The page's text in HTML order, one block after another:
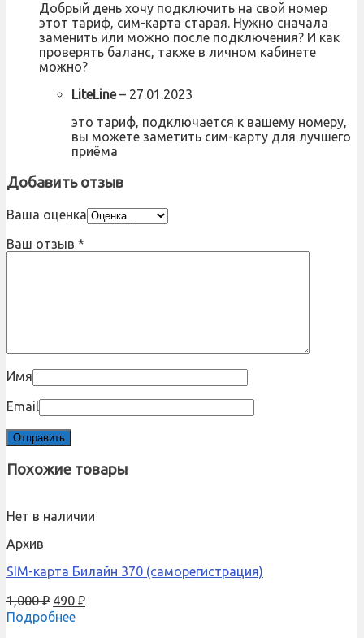
Добрый день хочу подключить на свой номер
этот тариф, сим-карта старая. Нужно сначала
заменить или можно после подключения? И как
проверять баланс, также в личном кабинете
можно?
LiteLine– 27.01.2023
это тариф, подключается к вашему номеру,
вы можете заметить сим-карту для лучшего
приёма
Добавить отзыв
Ваша оценка
Ваш отзыв *
Имя
Email
Похожие товары
Нет в наличии
Архив
SIM-карта Билайн 370 (саморегистрация)
1,000₽ 490 ₽
Подробнее